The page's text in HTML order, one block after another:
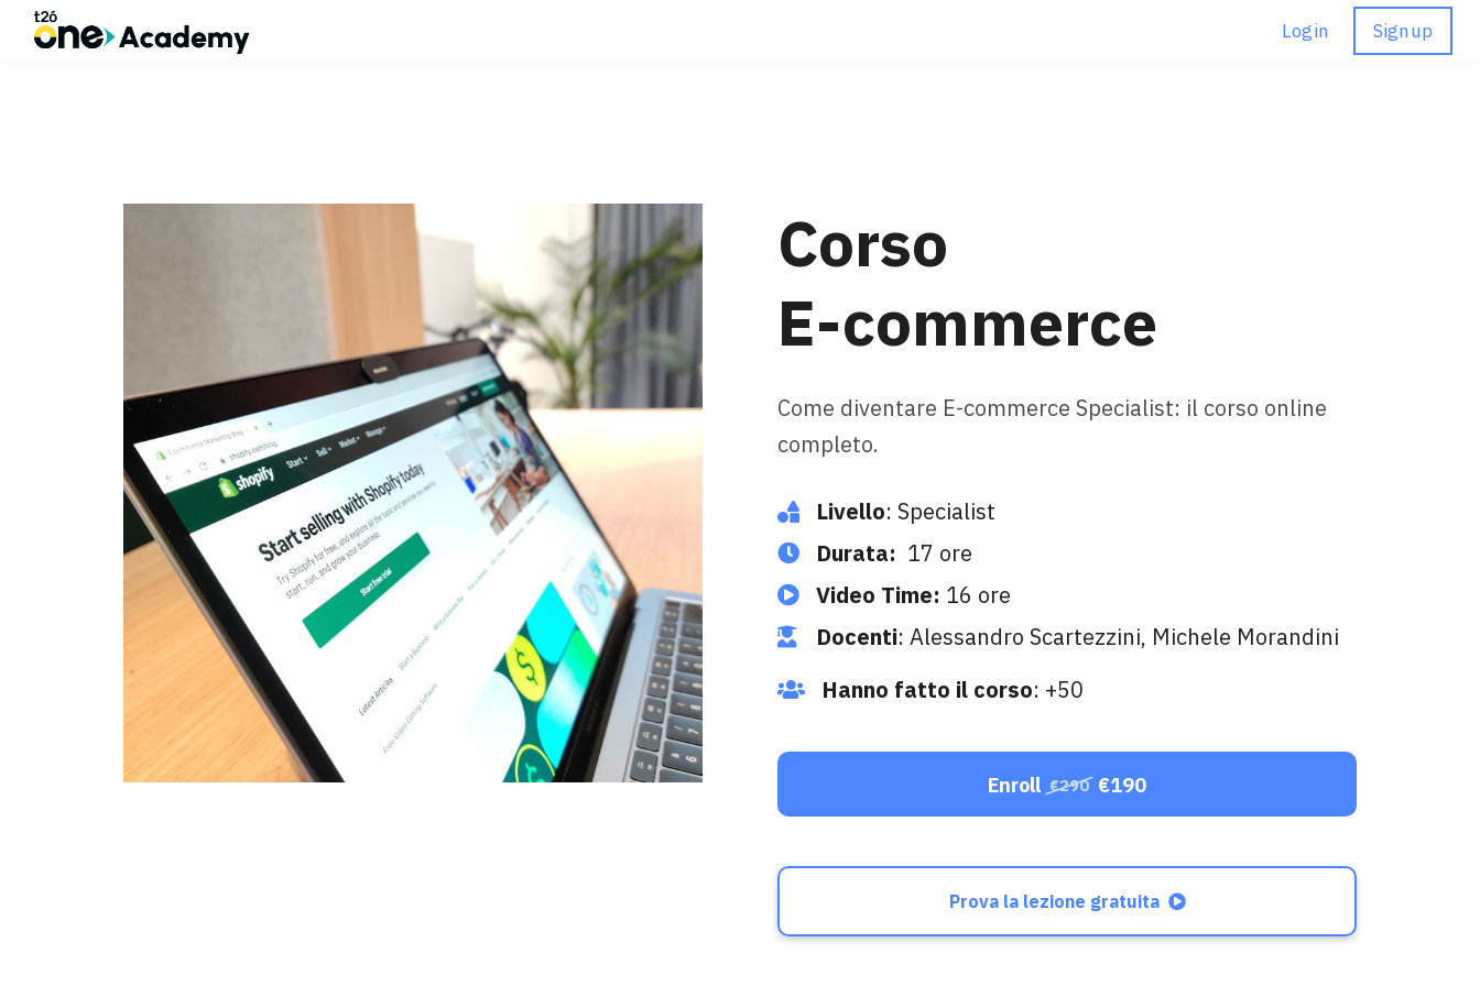
Login Signup
Corso
E-commerce
Come diventare E-commerce Specialist: il corso online
completo.
Livello: Specialist
Durata: 17 ore
Video Time: 16 ore
Docenti: Alessandro Scartezzini, Michele Morandini
Hanno fatto il corso: +50
Enroll €290 €190
Prova la lezione gratuita